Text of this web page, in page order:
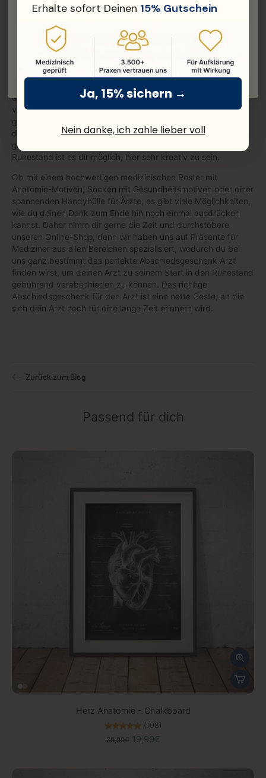
und Dankbarkeit
Wenn der Arzt in den Ruhestand geht, dann schaust du
sicherlich auch mit etwas Wehmut in die Vergangenheit. Ein
Mensch, der sich gefühlt immer um deine Gesundheit
gekümmert hat und vielleicht auch in schweren Zeiten an
deiner Seite war, scheidet nun aus dem Dienst aus und
verlässt somit auch deine Lebenswelt. Es ist in der Tat eine
gute Gelegenheit, mit einem Abschiedsgeschenk für den Arzt
dein Wohlwollen und deine Dankbarkeit zu zeigen. Durch die
große Auswahl an potenziellen Präsenten für den ärztlichen
Ruhestand ist es dir möglich, hier sehr kreativ zu sein.
Ob mit einem hochwertigen medizinischen Poster mit
Anatomie-Motiven, Socken mit Gesundheitsmotiven oder einer
spannenden Handyhülle für Ärzte, es gibt viele Möglichkeiten,
wie du deinen Dank zum Ende hin noch einmal ausdrücken
kannst. Daher nimm dir gerne die Zeit und durchstöbere
unseren Online-Shop, denn wir haben uns auf Präsente für
Mediziner aus allen Bereichen spezialisiert, wodurch du bei
uns ganz bestimmt das perfekte Abschiedsgeschenk Arzt
finden wirst, um deinen Arzt zu seinem Start in den Ruhestand
gebührend verabschieden zu können. Das richtige
Abschiedsgeschenk für den Arzt ist eine nette Geste, an die
sich dein Arzt noch für eine lange Zeit erinnern wird.
Zurück zum Blog
Passend für dich
Herz Anatomie - Chalkboard
(108)
39,99€ 19,99€
Email
Gutschein anzeigen
Ich möchte keine Poster!
Erhalte sofort Deinen 15% Gutschein
Ja, 15% sichern →
Nein danke, ich zahle lieber voll